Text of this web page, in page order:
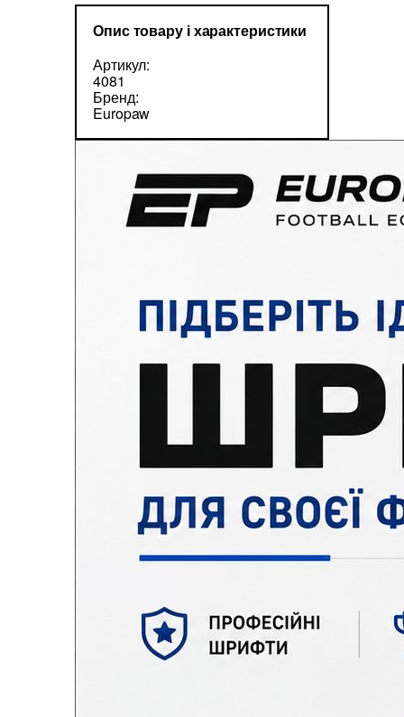
Опис товару і характеристики
Артикул:
4081
Бренд:
Europaw